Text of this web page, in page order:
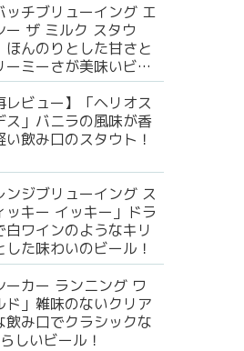
ッチブリューイング エ
ー ザ ミルク スタウ
ほんのりとした甘さと
ーミーさが美味いビー
レビュー】「ヘリオス
ス」バニラの風味が香
い飲み口のスタウト！
ンジブリューイング ス
ッキー イッキー」ドラ
白ワインのようなキリ
した味わいのビール！
ーカー ランニング ワ
ド」雑味のないクリア
飲み口でクラシックな
しいビール！